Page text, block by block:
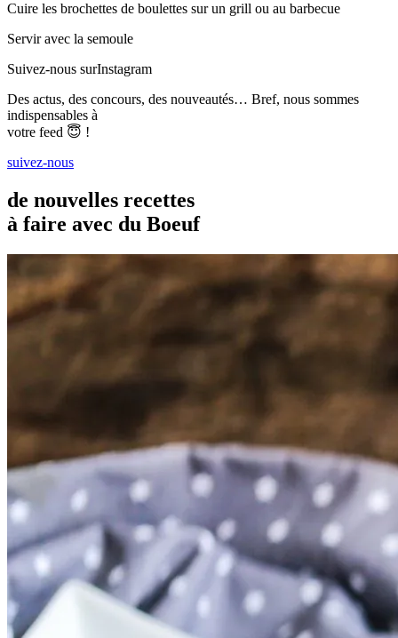
Cuire les brochettes de boulettes sur un grill ou au barbecue
Servir avec la semoule
Suivez-nous surInstagram
Des actus, des concours, des nouveautés… Bref, nous sommes
indispensables à
votre feed 😇 !
suivez-nous
de nouvelles recettes
à faire avec du Boeuf